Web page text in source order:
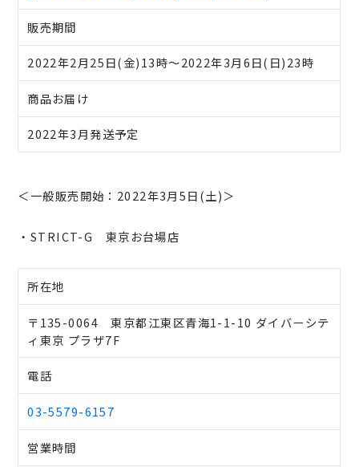
販売期間
2022年2月25日(金)13時～2022年3月6日(日)23時
商品お届け
2022年3月発送予定
＜一般販売開始：2022年3月5日(土)＞
・STRICT-G 東京お台場店
所在地
〒135-0064 東京都江東区青海1-1-10 ダイバーシテ
ィ東京 プラザ7F
電話
03-5579-6157
営業時間